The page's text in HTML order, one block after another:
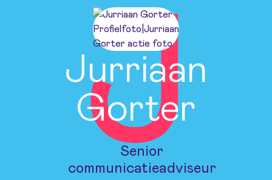
Jurriaan
Gorter
Senior
communicatieadviseur
J